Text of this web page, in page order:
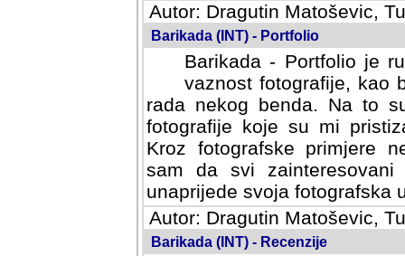
Autor: Dragutin Matoševic,
Barikada (INT) - Portfolio
Barikada - Portfolio je
vaznost fotografije, kao
rada nekog benda. Na to
fotografije koje su mi
fotografske primjere
svi zainteresovani
svoja fotografska umijeca.
Autor: Dragutin Matoševic,
Barikada (INT) - Recenzije